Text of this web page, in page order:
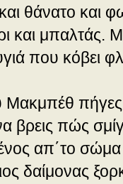
και θάνατο
και
που κόβει
Μακμπέθ πήγες
βρεις πώς
απ΄το
δαίμονας